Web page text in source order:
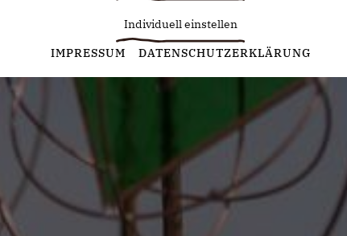
Individuell einstellen
Statistiken
Diese Cookies erfassen anonyme Statistiken. Diese
Informationen helfen uns zu verstehen, wie wir unsere Website
noch weiter optimieren können.
Google Analytics
Marketing
Marketing Cookies werden von Drittanbietern oder Publishern
verwendet, um personalisierte Werbung anzuzeigen. Sie tun
IMPRESSUM DATENSCHUTZERKLÄRUNG